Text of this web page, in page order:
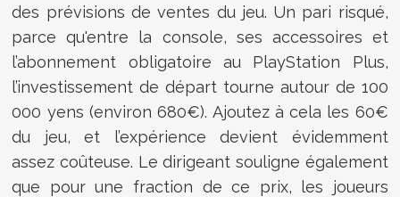
des prévisions de ventes du jeu. Un pari risqué,
parce qu'entre la console, ses accessoires et
l’abonnement obligatoire au PlayStation Plus,
l’investissement de départ tourne autour de 100
000 yens (environ 680€). Ajoutez à cela les 60€
du jeu, et l’expérience devient évidemment
assez coûteuse. Le dirigeant souligne également
que pour une fraction de ce prix, les joueurs